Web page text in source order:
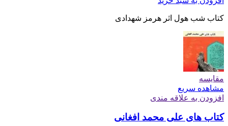
کتاب شب هول اثر هرمز شهدادی
مقایسه
مشاهده سریع
افزودن به علاقه مندی
کتاب های علی محمد افغانی